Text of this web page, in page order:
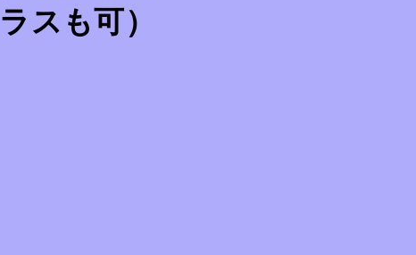
スも可）